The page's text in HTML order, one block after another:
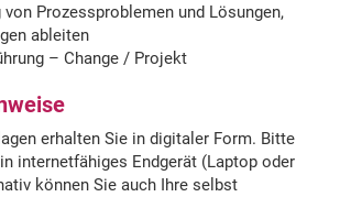
Prozessproblemen und Lösungen,
ableiten
– Change / Projekt
erhalten Sie in digitaler Form. Bitte
internetfähiges Endgerät (Laptop oder
können Sie auch Ihre selbst